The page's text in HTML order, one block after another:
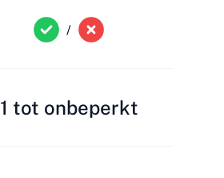
/
1 tot onbeperkt